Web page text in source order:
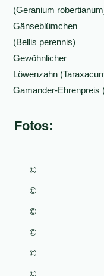
(Geranium
Gänseblümchen
(Bellis perennis)
Gewöhnlicher
Löwenzahn
Gamander-Ehrenpreis
Fotos:
©
©
©
©
©
©